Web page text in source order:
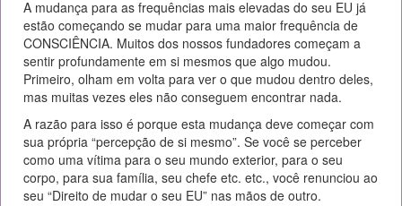
A mudança para as frequências mais elevadas do seu EU já
estão começando se mudar para uma maior frequência de
CONSCIÊNCIA. Muitos dos nossos fundadores começam a
sentir profundamente em si mesmos que algo mudou.
Primeiro, olham em volta para ver o que mudou dentro deles,
mas muitas vezes eles não conseguem encontrar nada.
A razão para isso é porque esta mudança deve começar com
sua própria “percepção de si mesmo”. Se você se perceber
como uma vítima para o seu mundo exterior, para o seu
corpo, para sua família, seu chefe etc. etc., você renunciou ao
seu “Direito de mudar o seu EU” nas mãos de outro.